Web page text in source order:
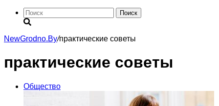
Поиск
NewGrodno.By/практические советы
практические советы
Общество